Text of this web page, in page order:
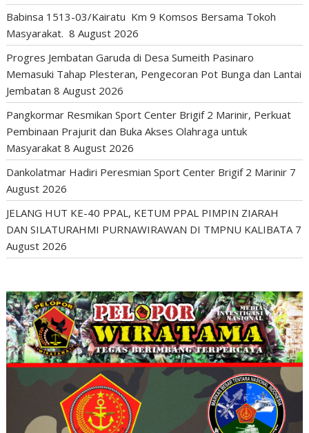
Babinsa 1513-03/Kairatu Km 9 Komsos Bersama Tokoh
Masyarakat. 8 August 2026
Progres Jembatan Garuda di Desa Sumeith Pasinaro
Memasuki Tahap Plesteran, Pengecoran Pot Bunga dan Lantai
Jembatan 8 August 2026
Pangkormar Resmikan Sport Center Brigif 2 Marinir, Perkuat
Pembinaan Prajurit dan Buka Akses Olahraga untuk
Masyarakat 8 August 2026
Dankolatmar Hadiri Peresmian Sport Center Brigif 2 Marinir 7
August 2026
JELANG HUT KE-40 PPAL, KETUM PPAL PIMPIN ZIARAH
DAN SILATURAHMI PURNAWIRAWAN DI TMPNU KALIBATA 7
August 2026